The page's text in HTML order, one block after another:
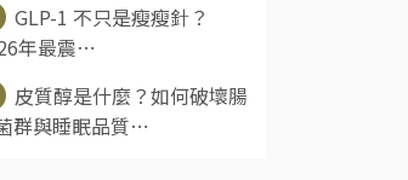
GLP-1 不只是瘦瘦針？
年最震⋯
皮質醇是什麼？如何破壞腸
群與睡眠品質⋯